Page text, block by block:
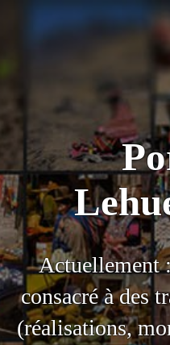
Actuellement
consacré à des
(réalisations,